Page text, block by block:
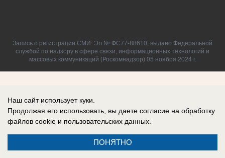
Запись о регистрации СМИ: Эл № ФС77-88610, выдано Федеральной
службой по надзору в сфере связи, информационных технологий и
массовых коммуникаций (Роскомнадзор) 05 ноября 2024 г.
Наш сайт использует куки.
Продолжая его использовать, вы даете согласие на обработку
файлов cookie и пользовательских данных.
ПОНЯТНО